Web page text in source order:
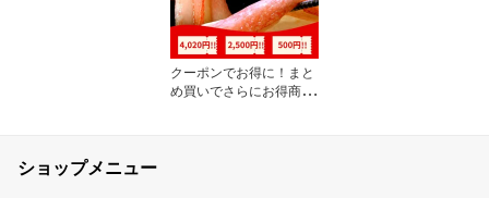
クーポンでお得に！まと
め買いでさらにお得商品
ショップメニュー